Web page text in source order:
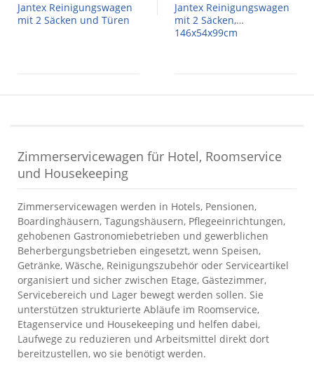
Jantex Reinigungswagen
mit 2 Säcken und Türen
Jantex Reinigungswagen
mit 2 Säcken,
146x54x99cm
Zimmerservicewagen für Hotel, Roomservice
und Housekeeping
Zimmerservicewagen werden in Hotels, Pensionen,
Boardinghäusern, Tagungshäusern, Pflegeeinrichtungen,
gehobenen Gastronomiebetrieben und gewerblichen
Beherbergungsbetrieben eingesetzt, wenn Speisen,
Getränke, Wäsche, Reinigungszubehör oder Serviceartikel
organisiert und sicher zwischen Etage, Gästezimmer,
Servicebereich und Lager bewegt werden sollen. Sie
unterstützen strukturierte Abläufe im Roomservice,
Etagenservice und Housekeeping und helfen dabei,
Laufwege zu reduzieren und Arbeitsmittel direkt dort
bereitzustellen, wo sie benötigt werden.